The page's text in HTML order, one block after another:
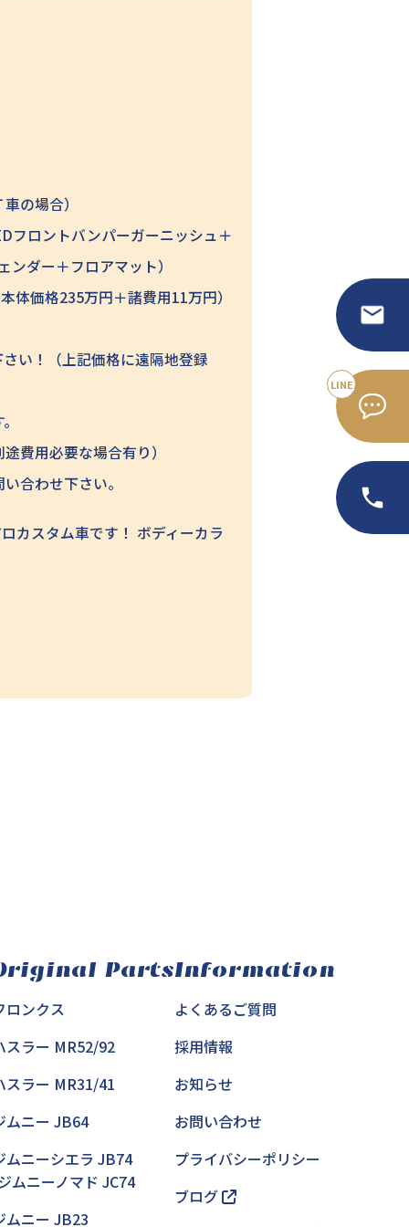
の場合）
フロントバンパーガーニッシュ＋
ンダー＋フロアマット）
体価格235万円＋諸費用11万円）
い！（上記価格に遠隔地登録
費用必要な場合有り）
合わせ下さい。
カスタム車です！ ボディーカラ
Parts
ロンクス
スラー MR52/92
スラー MR31/41
ムニー JB64
ムニーシエラ JB74
ムニーノマド JC74
ムニー JB23
Information
よくあるご質問
採用情報
お知らせ
お問い合わせ
プライバシーポリシー
ブログ